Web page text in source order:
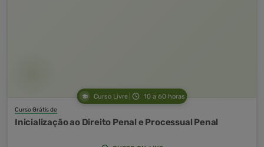
Curso Livre 10 a 60 horas
Curso Grátis de
Inicialização ao Direito Penal e Processual Penal